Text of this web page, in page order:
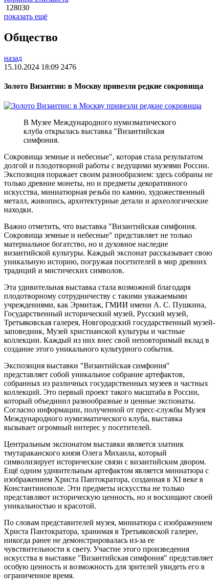
128030
показать ещё
Общество
назад
15.10.2024 18:09 2476
Золото Византии: в Москву привезли редкие сокровища
В Музее Международного нумизматического
клуба открылась выставка "Византийская
симфония.
Сокровища земные и небесные", которая стала результатом
долгой и плодотворной работы с ведущими музеями России.
Экспозиция поражает своим разнообразием: здесь собраны не
только древние монеты, но и предметы декоративного
искусства, миниатюрная резьба по камню, художественный
металл, живопись, архитектурные детали и археологические
находки.
Важно отметить, что выставка "Византийская симфония.
Сокровища земные и небесные" представляет не только
материальное богатство, но и духовное наследие
византийской культуры. Каждый экспонат рассказывает свою
уникальную историю, погружая посетителей в мир древних
традиций и мистических символов.
Эта удивительная выставка стала возможной благодаря
плодотворному сотрудничеству с такими уважаемыми
учреждениями, как Эрмитаж, ГМИИ имени А. С. Пушкина,
Государственный исторический музей, Русский музей,
Третьяковская галерея, Новгородский государственный музей-
заповедник, Музей христианской культуры и частные
коллекции. Каждый из них внес свой неповторимый вклад в
создание этого уникального культурного события.
Экспозиция выставки "Византийская симфония"
представляет собой уникальное собрание артефактов,
собранных из различных государственных музеев и частных
коллекций. Это первый проект такого масштаба в России,
который объединил разнообразные и ценные экспонаты.
Согласно информации, полученной от пресс-службы Музея
Международного нумизматического клуба, выставка
вызывает огромный интерес у посетителей.
Центральным экспонатом выставки является златник
тмутараканского князя Олега Михаила, который
символизирует исторические связи с византийским двором.
Ещё одним удивительным артефактом является миниатюра с
изображением Христа Пантократора, созданная в XI веке в
Константинополе. Эти предметы искусства не только
представляют историческую ценность, но и восхищают своей
уникальностью и красотой.
По словам представителей музея, миниатюра с изображением
Христа Пантократора, хранимая в Третьяковской галерее,
никогда ранее не демонстрировалась из-за ее
чувствительности к свету. Участие этого произведения
искусства в выставке "Византийская симфония" представляет
особую ценность и возможность для зрителей увидеть его в
ограниченное время.